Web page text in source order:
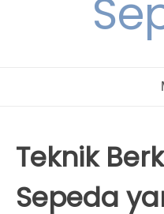
Teknik
Sepeda